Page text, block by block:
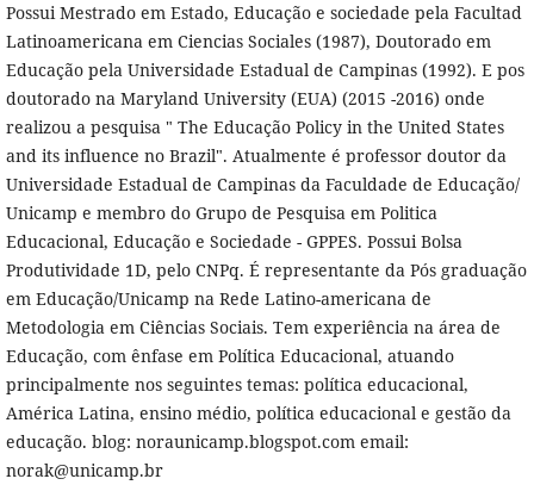
Possui Mestrado em Estado, Educação e sociedade pela Facultad
Latinoamericana em Ciencias Sociales (1987), Doutorado em
Educação pela Universidade Estadual de Campinas (1992). E pos
doutorado na Maryland University (EUA) (2015 -2016) onde
realizou a pesquisa " The Educação Policy in the United States
and its influence no Brazil". Atualmente é professor doutor da
Universidade Estadual de Campinas da Faculdade de Educação/
Unicamp e membro do Grupo de Pesquisa em Politica
Educacional, Educação e Sociedade - GPPES. Possui Bolsa
Produtividade 1D, pelo CNPq. É representante da Pós graduação
em Educação/Unicamp na Rede Latino-americana de
Metodologia em Ciências Sociais. Tem experiência na área de
Educação, com ênfase em Política Educacional, atuando
principalmente nos seguintes temas: política educacional,
América Latina, ensino médio, política educacional e gestão da
educação. blog: noraunicamp.blogspot.com email:
norak@unicamp.br